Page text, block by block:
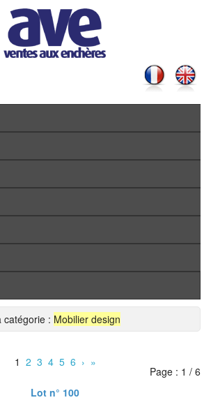
catégorie : Mobilier design
1 2 3 4 5 6 › »
Page : 1 / 6
Lot n° 100